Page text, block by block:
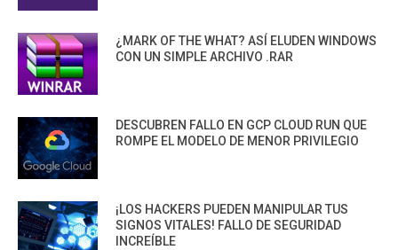
¿MARK OF THE WHAT? ASÍ ELUDEN WINDOWS
CON UN SIMPLE ARCHIVO .RAR
DESCUBREN FALLO EN GCP CLOUD RUN QUE
ROMPE EL MODELO DE MENOR PRIVILEGIO
¡LOS HACKERS PUEDEN MANIPULAR TUS
SIGNOS VITALES! FALLO DE SEGURIDAD
INCREÍBLE